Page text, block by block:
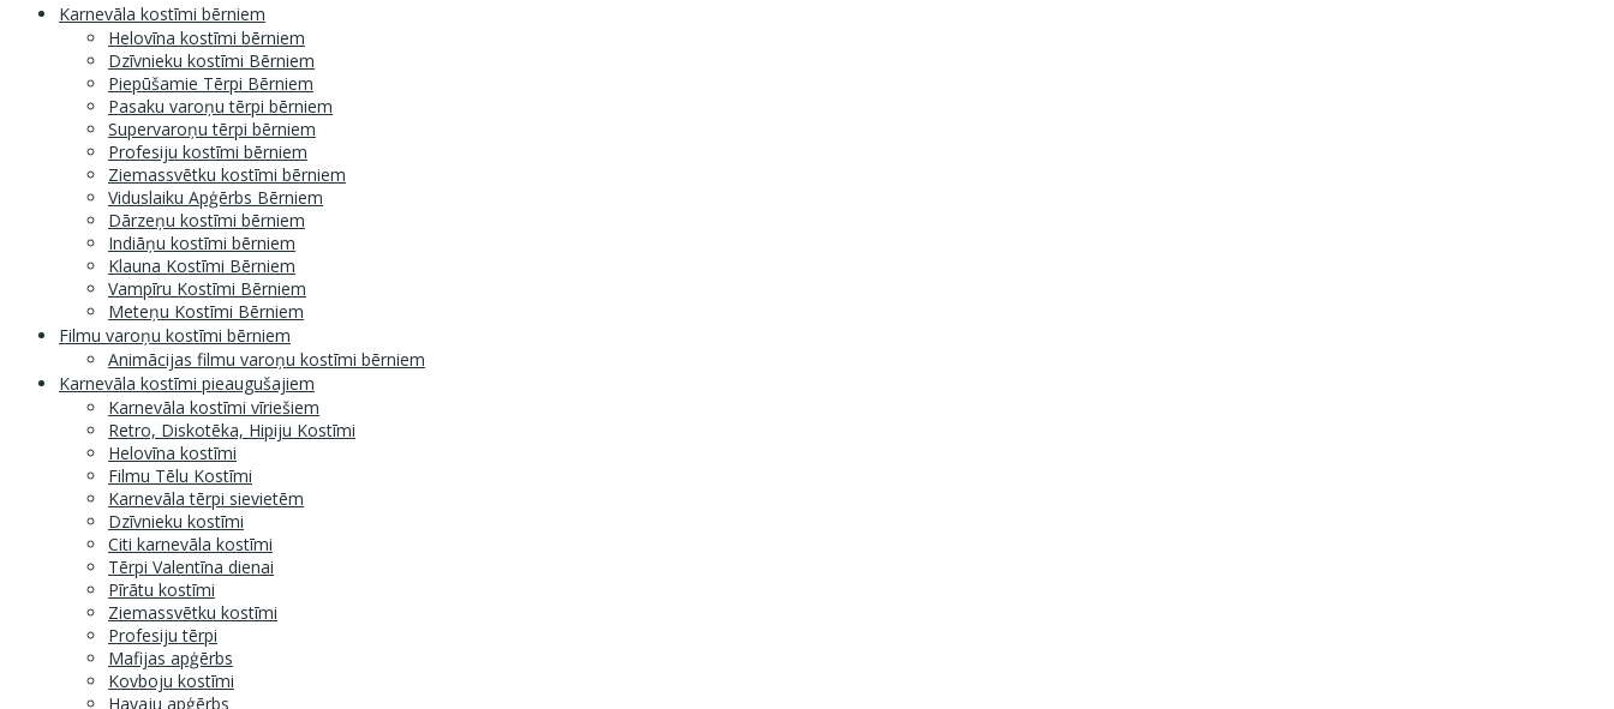
Karnevāla kostīmi bērniem
Helovīna kostīmi bērniem
Dzīvnieku kostīmi Bērniem
Piepūšamie Tērpi Bērniem
Pasaku varoņu tērpi bērniem
Supervaroņu tērpi bērniem
Profesiju kostīmi bērniem
Ziemassvētku kostīmi bērniem
Viduslaiku Apģērbs Bērniem
Dārzeņu kostīmi bērniem
Indiāņu kostīmi bērniem
Klauna Kostīmi Bērniem
Vampīru Kostīmi Bērniem
Meteņu Kostīmi Bērniem
Filmu varoņu kostīmi bērniem
Animācijas filmu varoņu kostīmi bērniem
Karnevāla kostīmi pieaugušajiem
Karnevāla kostīmi vīriešiem
Retro, Diskotēka, Hipiju Kostīmi
Helovīna kostīmi
Filmu Tēlu Kostīmi
Karnevāla tērpi sievietēm
Dzīvnieku kostīmi
Citi karnevāla kostīmi
Tērpi Valentīna dienai
Pīrātu kostīmi
Ziemassvētku kostīmi
Profesiju tērpi
Mafijas apģērbs
Kovboju kostīmi
Havaju apģērbs